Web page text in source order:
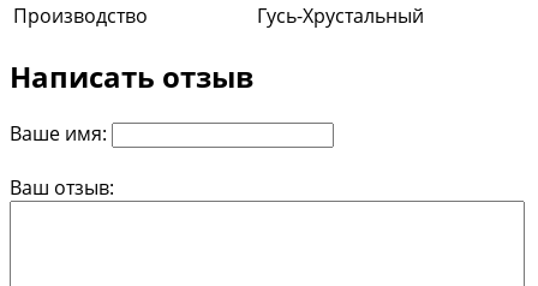
Производство
Гусь-Хрустальный
Написать отзыв
Ваше имя:
Ваш отзыв: